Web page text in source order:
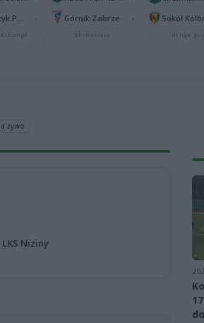
Górnik Zabrze
Ekstraklasa III liga, gr.
żywo
LKS Niziny